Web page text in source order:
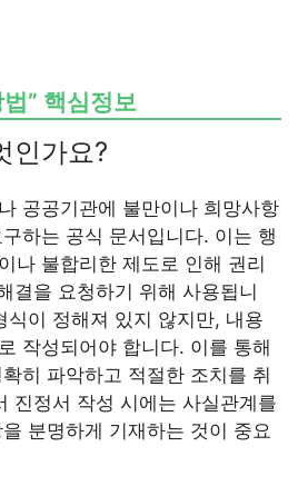
” 핵심정보
인가요?
공공기관에 불만이나 희망사항
하는 공식 문서입니다. 이는 행
나 불합리한 제도로 인해 권리
결을 요청하기 위해 사용됩니
식이 정해져 있지 않지만, 내용
작성되어야 합니다. 이를 통해
히 파악하고 적절한 조치를 취
진정서 작성 시에는 사실관계를
분명하게 기재하는 것이 중요